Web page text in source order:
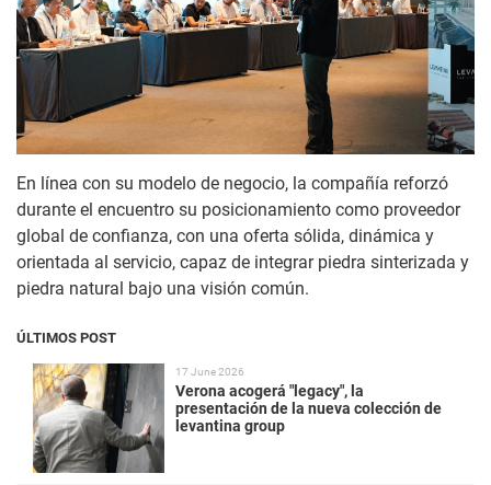
En línea con su modelo de negocio, la compañía reforzó
durante el encuentro su posicionamiento como proveedor
global de confianza, con una oferta sólida, dinámica y
orientada al servicio, capaz de integrar piedra sinterizada y
piedra natural bajo una visión común.
ÚLTIMOS POST
17 June 2026
Verona acogerá "legacy", la
presentación de la nueva colección de
levantina group